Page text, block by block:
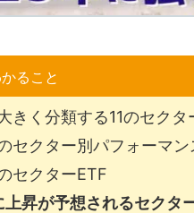
ること
きく分類する11のセクタ
セクター別パフォーマン
セクターETF
上昇が予想されるセクタ